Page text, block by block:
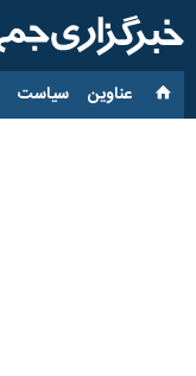
عناوین‌ سیاست